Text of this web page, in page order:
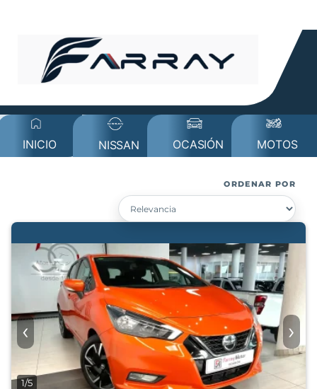
INICIO NISSAN OCASIÓN MOTOS
ORDENAR POR
‹ ›
1/5